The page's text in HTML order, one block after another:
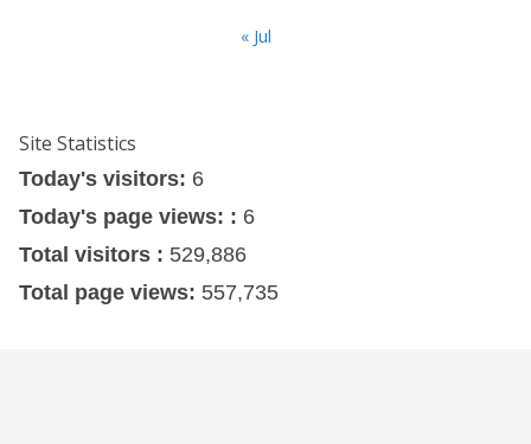
« Jul
Site Statistics
Today's visitors: 6
Today's page views: : 6
Total visitors : 529,886
Total page views: 557,735